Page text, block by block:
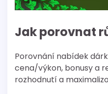
Jak porovnat
Porovnání nabídek
cena/výkon, bonusy a
rozhodnutí a